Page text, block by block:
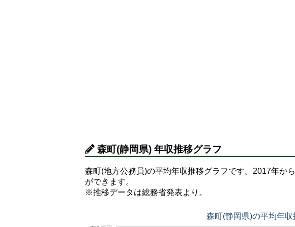
森町(静岡県) 年収推移グラフ
森町(地方公務員)の平均年収推移グラフです。2017年か
ができます。
※推移データは総務省発表より。
森町(静岡県)の平均年収